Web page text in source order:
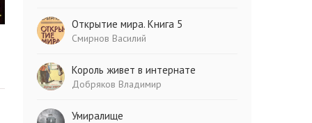
Открытие мира. Книга 5
Смирнов Василий
Король живет в интернате
Добряков Владимир
Умиралище